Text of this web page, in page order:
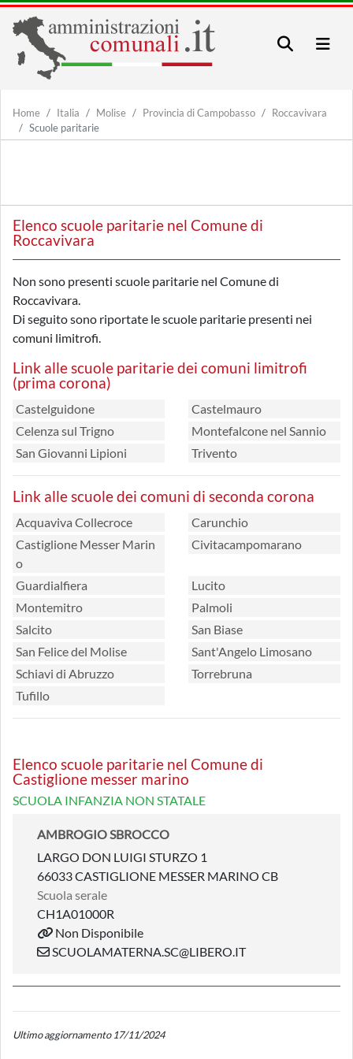
Home Italia Molise Provincia di Campobasso
Roccavivara
Scuole paritarie
Elenco scuole paritarie nel Comune di
Roccavivara
Non sono presenti scuole paritarie nel Comune di
Roccavivara.
Di seguito sono riportate le scuole paritarie presenti nei
comuni limitrofi.
Link alle scuole paritarie dei comuni limitrofi
(prima corona)
Castelguidone
Castelmauro
Celenza sul Trigno
Montefalcone nel Sannio
San Giovanni Lipioni
Trivento
Link alle scuole dei comuni di seconda corona
Acquaviva Collecroce
Carunchio
Castiglione Messer Marin
o
Civitacampomarano
Guardialfiera
Lucito
Montemitro
Palmoli
Salcito
San Biase
San Felice del Molise
Sant'Angelo Limosano
Schiavi di Abruzzo
Torrebruna
Tufillo
Elenco scuole paritarie nel Comune di
Castiglione messer marino
SCUOLA INFANZIA NON STATALE
AMBROGIO SBROCCO
LARGO DON LUIGI STURZO 1
66033 CASTIGLIONE MESSER MARINO CB
Scuola serale
CH1A01000R
Non Disponibile
SCUOLAMATERNA.SC@LIBERO.IT
Ultimo aggiornamento 17/11/2024